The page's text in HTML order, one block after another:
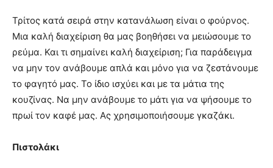
Τρίτος κατά σειρά στην κατανάλωση είναι ο φούρνος.
Μια καλή διαχείριση θα μας βοηθήσει να μειώσουμε το
ρεύμα. Και τι σημαίνει καλή διαχείριση; Για παράδειγμα
να μην τον ανάβουμε απλά και μόνο για να ζεστάνουμε
το φαγητό μας. Το ίδιο ισχύει και με τα μάτια της
κουζίνας. Να μην ανάβουμε το μάτι για να ψήσουμε το
πρωί τον καφέ μας. Ας χρησιμοποιήσουμε γκαζάκι.
Πιστολάκι